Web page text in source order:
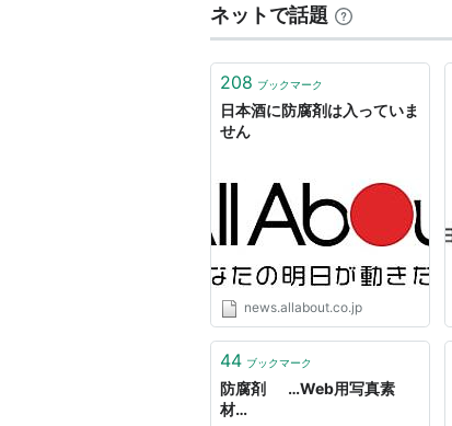
ネットで話題
208 ブックマーク
日本酒に防腐剤は入っていま
せん
news.allabout.co.jp
44 ブックマーク
防腐剤 …Web用写真素
材…